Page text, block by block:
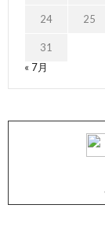
24 25
31
« 7月